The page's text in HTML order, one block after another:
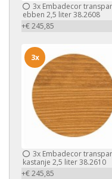
3x Embadecor
ebben 2,5 liter 38.2608
+€ 245,85
3x Embadecor
kastanje 2,5 liter 38.2610
+€ 245,85
3x